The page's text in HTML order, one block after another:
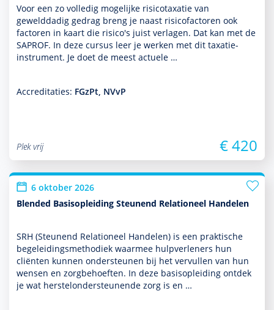
Voor een zo volledig moge­lijke risicotaxatie van
gewelddadig gedrag breng je naast risicofactoren ook
factoren in kaart die risico's juist verlagen. Dat kan met de
SAPROF. In deze cursus leer je werken met dit taxatie-
instrument. Je doet de meest actuele …
Accreditaties: FGzPt, NVvP
Plek vrij € 420
6 oktober 2026
Blended Basisopleiding Steunend Relationeel Handelen
SRH (Steunend Relationeel Han­delen) is een prak­tische
bege­lei­dingsmetho­diek waarmee hulp­ver­le­ners hun
cliënten kunnen onder­steunen bij het vervullen van hun
wensen en zorg­behoef­ten. In deze basis­opleiding ontdek
je wat herstelonder­steunende zorg is en …